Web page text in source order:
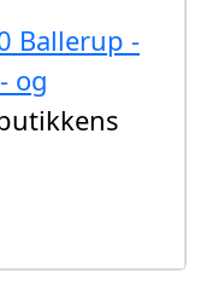
Ballerup -
og